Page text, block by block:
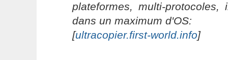
plateformes, multi-protocoles,
dans un maximum d'OS:
[ultracopier.first-world.info]